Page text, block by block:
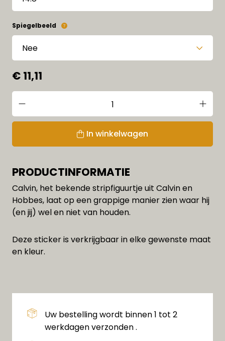
Spiegelbeeld
€ 11,11
In winkelwagen
PRODUCTINFORMATIE
Calvin, het bekende stripfiguurtje uit Calvin en
Hobbes, laat op een grappige manier zien waar hij
(en jij) wel en niet van houden.
Deze sticker is verkrijgbaar in elke gewenste maat
en kleur.
Uw bestelling wordt binnen 1 tot 2
werkdagen verzonden .